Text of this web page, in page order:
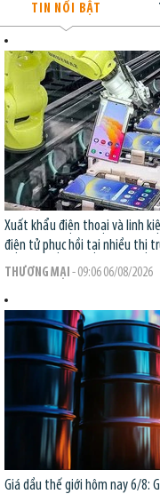
TIN NỔI BẬT
Xuất khẩu điện thoại và linh
điện tử phục hồi tại nhiều thị
THƯƠNG MẠI - 09:06 06/08/2026
Giá dầu thế giới hôm nay 6/8: